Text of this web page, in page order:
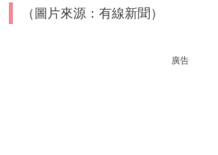
（圖片來源：有線新聞）
廣告